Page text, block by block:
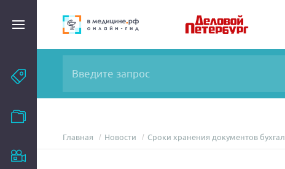
Темы
Главная Новости Сроки хранения документов